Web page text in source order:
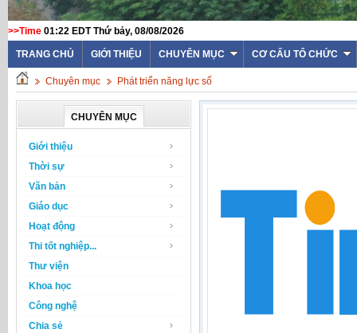
>>Time 01:22 EDT Thứ bảy, 08/08/2026
TRANG CHỦ GIỚI THIỆU CHUYÊN MỤC CƠ CẤU TỔ CHỨC
Chuyên mục Phát triển năng lực số
CHUYÊN MỤC
Giới thiệu
Thời sự
Văn bản
Giáo dục
Hoạt động
Thi tốt nghiệp...
Thư viện
Khoa học
Công nghệ
Chia sẻ